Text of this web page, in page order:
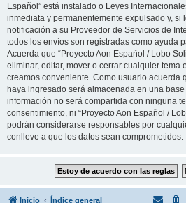
Español” está instalado o Leyes
inmediata y permanentemente expulsado y, si
notificación a su Proveedor de Servicios de
todos los envíos son registradas como ayuda
Acuerda que “Proyecto Aon Español / Lobo
eliminar, editar, mover o cerrar cualquier tema
creamos conveniente. Como usuario acuerda
haya ingresado será almacenada en una
información no será compartida con ninguna
consentimiento, ni “Proyecto Aon Español /
podrán considerarse responsables por
conlleve a que los datos sean comprometidos.
Inicio Índice general